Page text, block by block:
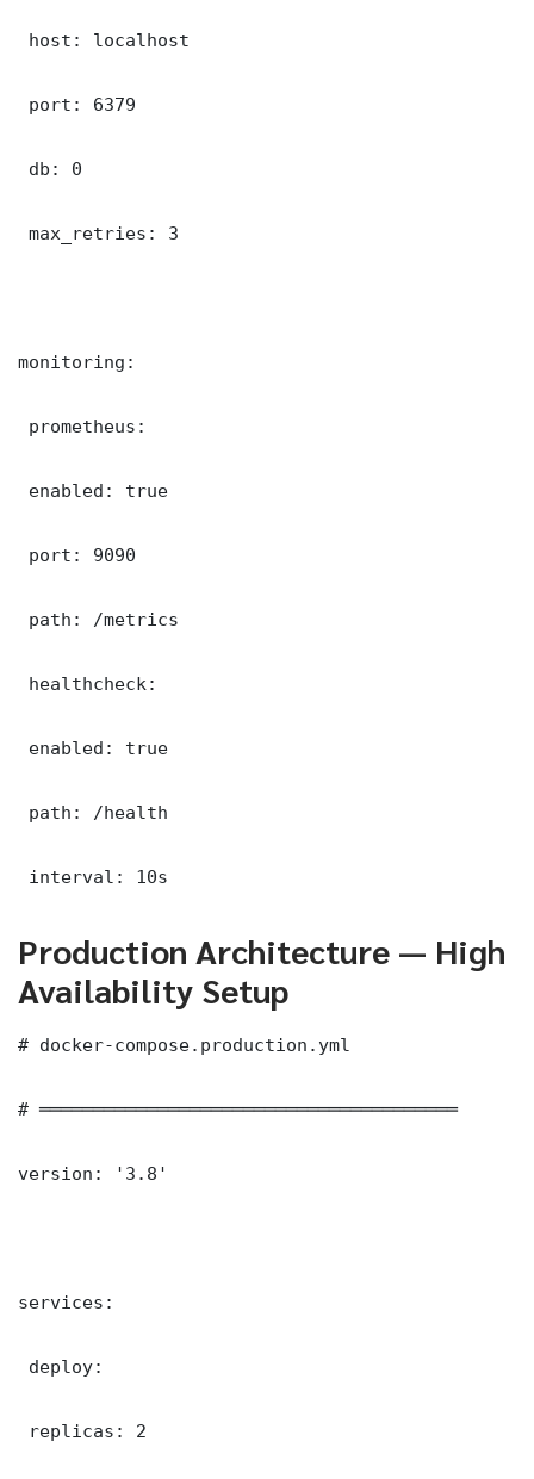
host: localhost
port: 6379
db: 0
max_retries: 3
monitoring:
prometheus:
enabled: true
port: 9090
path: /metrics
healthcheck:
enabled: true
path: /health
interval: 10s
Production Architecture — High
Availability Setup
# docker-compose.production.yml
# ═══════════════════════════════════════
version: '3.8'
services:
deploy:
replicas: 2